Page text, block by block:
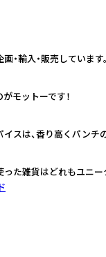
輸入・販売していま
モットーです！
スは、香り高くパンチ
た雑貨はどれもユニー